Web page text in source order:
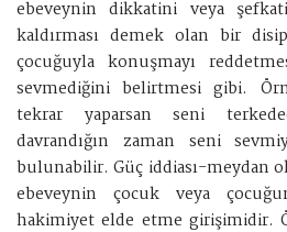
ebeveynin dikkatini veya
kaldırması demek olan bir
çocuğuyla konuşmayı
sevmediğini belirtmesi gibi.
tekrar yaparsan seni
davrandığın zaman seni
bulunabilir. Güç iddiası-meydan
ebeveynin çocuk veya
hakimiyet elde etme girişimidir.